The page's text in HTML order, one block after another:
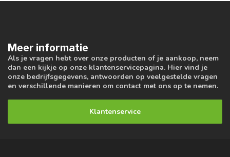
Meer informatie
Als je vragen hebt over onze producten of je aankoop, neem
dan een kijkje op onze klantenservicepagina. Hier vind je
onze bedrijfsgegevens, antwoorden op veelgestelde vragen
en verschillende manieren om contact met ons op te nemen.
Klantenservice